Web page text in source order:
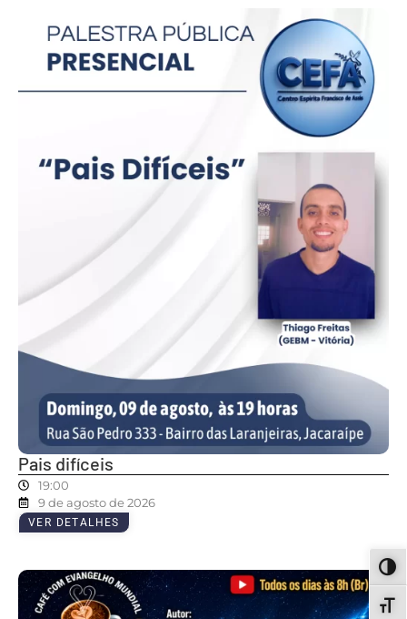
Pais difíceis
19:00
9 de agosto de 2026
VER DETALHES